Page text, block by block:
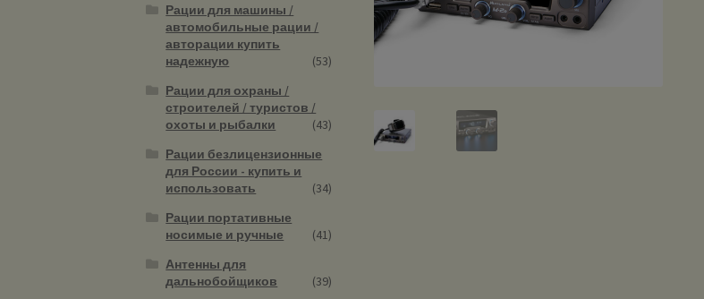
Рации для машины /
автомобильные рации /
авторации купить
надежную
(53)
Рации для охраны /
строителей / туристов /
охоты и рыбалки
(43)
Рации безлицензионные
для России - купить и
использовать
(34)
Рации портативные
носимые и ручные
(41)
Антенны для
дальнобойщиков
(39)